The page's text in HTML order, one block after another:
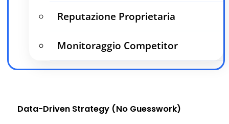
Reputazione Proprietaria
Monitoraggio Competitor
Data-Driven Strategy (No Guesswork)